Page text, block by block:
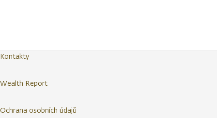
Kontakty
Wealth Report
Ochrana osobních údajů